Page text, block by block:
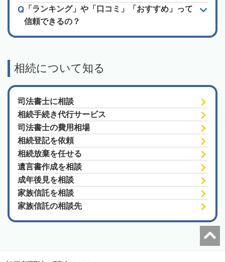
「ランキング」や「口コミ」「おすすめ」って
信頼できるの？
相続について知る
司法書士に相談
相続手続き代行サービス
司法書士の費用相場
相続登記を依頼
相続放棄を任せる
遺言書作成を相談
成年後見を相談
家族信託を相談
家族信託の相談先